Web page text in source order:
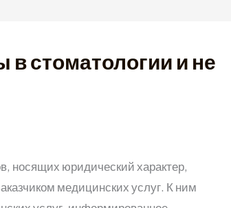
стоматологии и не
носящих юридический характер,
медицинских услуг. К ним